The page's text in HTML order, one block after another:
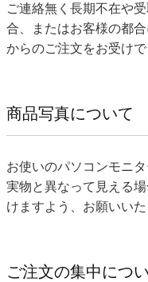
ご連絡無く長期不在や
合、またはお客様の都
からのご注文をお受け
商品写真について
お使いのパソコンモニ
実物と異なって見える
けますよう、お願いいた
ご注文の集中につ